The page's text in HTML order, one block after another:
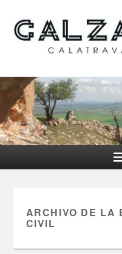
Calzada
su
ARCHIVO DE LA
CIVIL